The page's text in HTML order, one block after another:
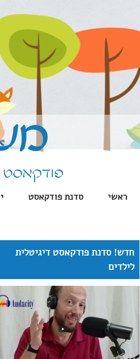
פודקאסט
ראשי סדנת פודקאסט
חדש! סדנת פודקאסט דיגיטלית
לילדים